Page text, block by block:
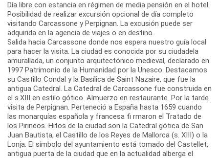
Día libre con estancia en régimen de media pensión en el hotel.
Posibilidad de realizar excursión opcional de día completo
visitando Carcassone y Perpignan. La excusión puede ser
adquirida en la agencia de viajes o en destino.
Salida hacia Carcassone donde nos espera nuestro guía local
para hacer la visita. La ciudad es conocida por su ciudadela
amurallada, un conjunto arquitectónico medieval, declarado en
1997 Patrimonio de la Humanidad por la Unesco. Destacamos
su Castillo Condal y la Basílica de Saint Nazaire, que fue la
antigua Catedral. La Catedral de Carcassone fue construida en
el s.XIII en estilo gótico. Almuerzo en restaurante. Por la tarde
visita de Perpignan. Perteneció a España hasta 1659 cuando
las monarquías española y francesa fi rmaron el Tratado de
los Pirineos. Hitos de la ciudad son la Catedral gótica de San
Juan Bautista, el Castillo de los Reyes de Mallorca (s. XIII) o la
Lonja. El símbolo del ayuntamiento está tomado del Castellet,
antigua puerta de la ciudad que en la actualidad alberga el